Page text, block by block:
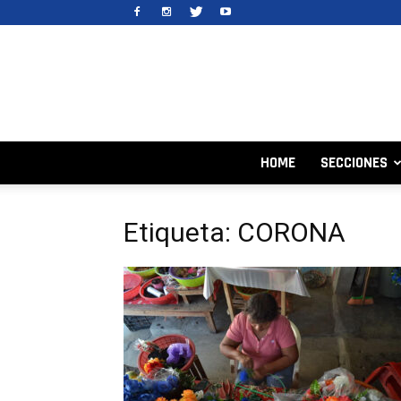
HOME SECCIONES
Etiqueta: CORONA